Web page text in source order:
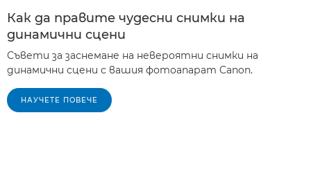
Как да правите чудесни снимки на
динамични сцени
Съвети за заснемане на невероятни снимки на
динамични сцени с вашия фотоапарат Canon.
НАУЧЕТЕ ПОВЕЧЕ